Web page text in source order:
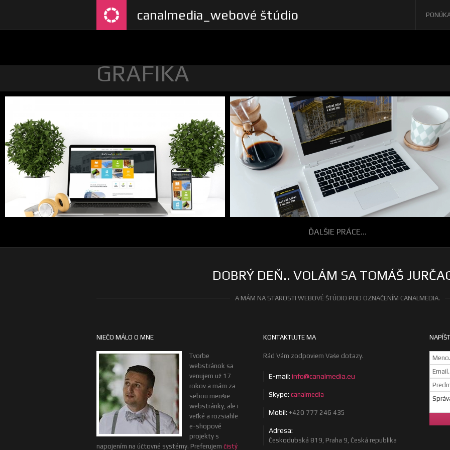
canalmedia_webové štúdio
GRAFIKA
ĎALŠIE PRÁCE...
DOBRÝ DEŇ.. VOLÁM SA TOMÁŠ
A MÁM NA STAROSTI WEBOVÉ ŠTÚDIO POD OZNAČENÍM CANALMEDIA.
NIEČO MÁLO O MNE
Tvorbe
webstránok sa
venujem už 17
rokov a mám za
sebou menšie
webstránky, ale i
veľké a rozsiahle
e-shopové
projekty s
napojením na účtovné systémy. Preferujem čistý
KONTAKTUJTE MA
Rád Vám zodpoviem Vaše dotazy.
E-mail: info@canalmedia.eu
Skype: canalmedia
Mobil: +420 777 246 435
Adresa:
Českodubská 819, Praha 9, Česká republika